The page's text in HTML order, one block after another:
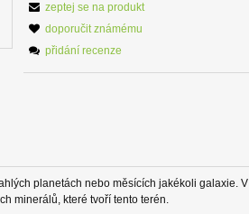
zeptej se na produkt
doporučit známému
přidání recenze
planetách nebo měsících jakékoli galaxie. V
minerálů, které tvoří tento terén.